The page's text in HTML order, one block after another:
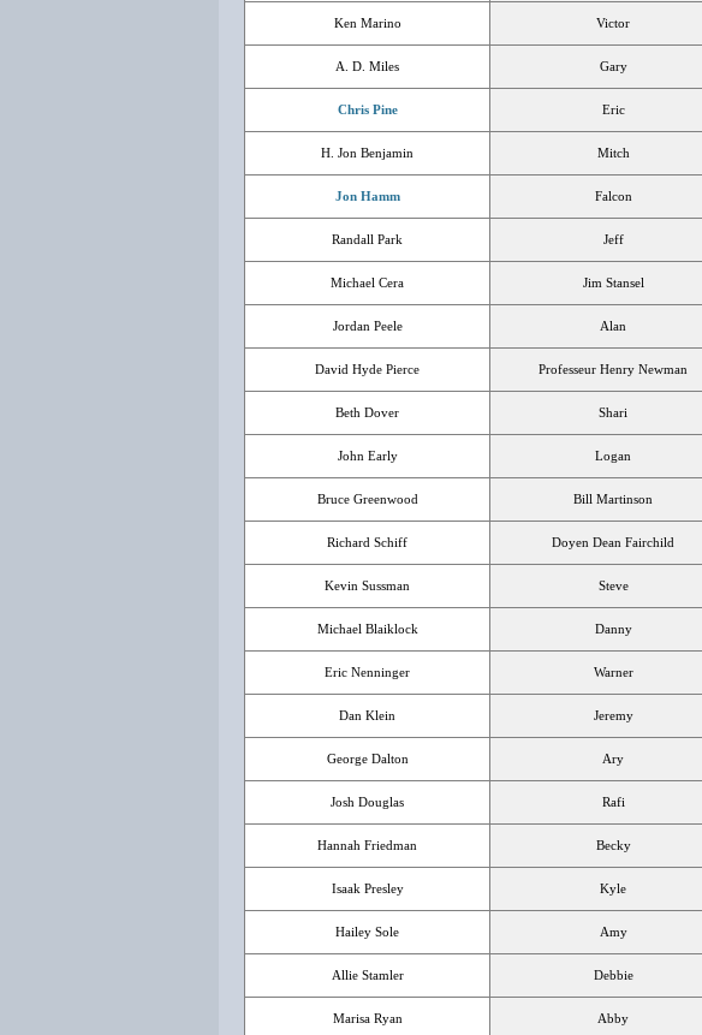
Ken Marino Victor
A. D. Miles Gary
Chris Pine Eric
H. Jon Benjamin Mitch
Jon Hamm Falcon
Randall Park Jeff
Michael Cera Jim Stansel
Jordan Peele Alan
David Hyde Pierce Professeur Henry Newman
Beth Dover Shari
John Early Logan
Bruce Greenwood Bill Martinson
Richard Schiff Doyen Dean Fairchild
Kevin Sussman Steve
Michael Blaiklock Danny
Eric Nenninger Warner
Dan Klein Jeremy
George Dalton Ary
Josh Douglas Rafi
Hannah Friedman Becky
Isaak Presley Kyle
Hailey Sole Amy
Allie Stamler Debbie
Marisa Ryan Abby